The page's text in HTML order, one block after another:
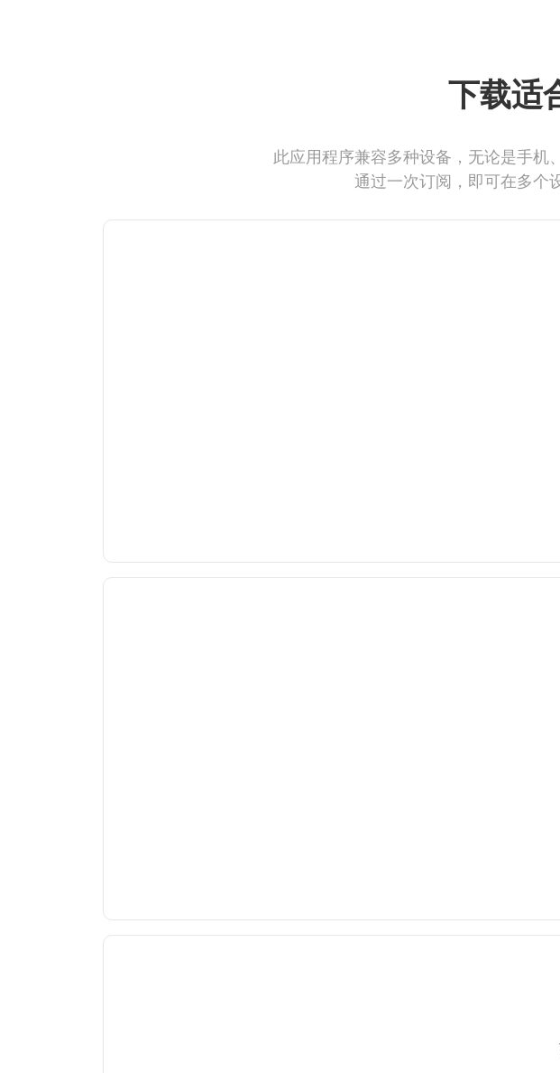
下载适
此应用程序兼容多种设备，无论是手机
通过一次订阅，即可在多个